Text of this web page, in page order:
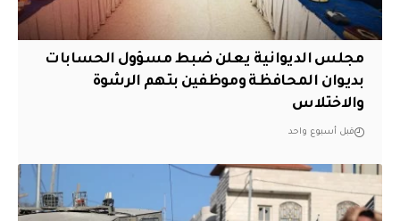
مجلس الديوانية يعلن ضبط مسؤول الحسابات
بديوان المحافظة وموظفين بتهم الرشوة
والاختلاس
قبل أسبوع واحد